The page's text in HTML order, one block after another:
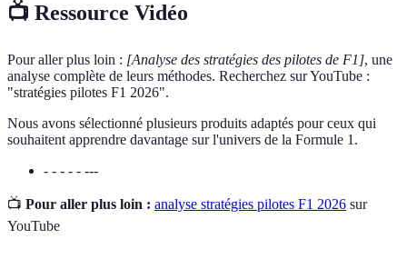
📺 Ressource Vidéo
Pour aller plus loin : [Analyse des stratégies des pilotes de F1], une
analyse complète de leurs méthodes. Recherchez sur YouTube :
"stratégies pilotes F1 2026".
Nous avons sélectionné plusieurs produits adaptés pour ceux qui
souhaitent apprendre davantage sur l'univers de la Formule 1.
- - - - - ---
📺 Pour aller plus loin : analyse stratégies pilotes F1 2026 sur
YouTube